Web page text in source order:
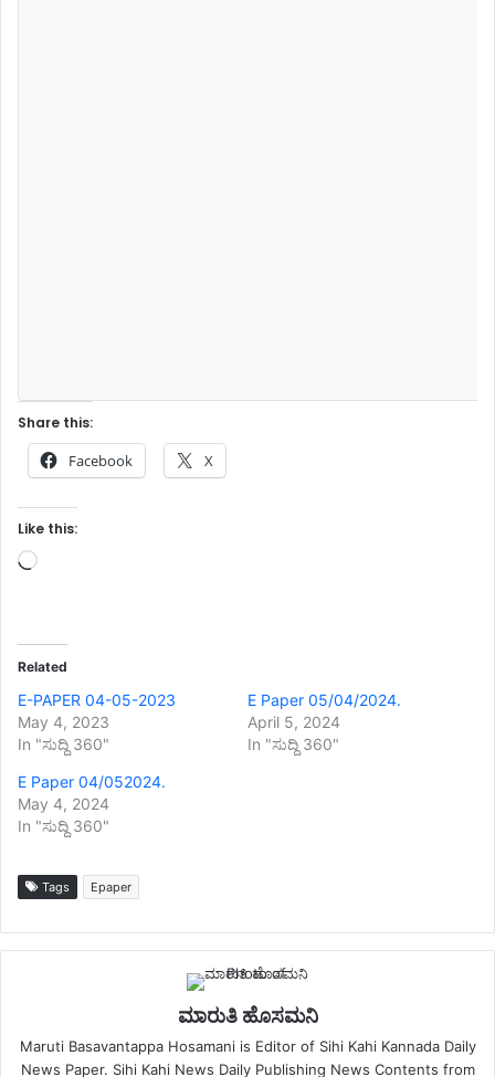
Share this:
Facebook X
Like this:
Loading…
Related
E-PAPER 04-05-2023
May 4, 2023
In "ಸುದ್ದಿ 360"
E Paper 05/04/2024.
April 5, 2024
In "ಸುದ್ದಿ 360"
E Paper 04/052024.
May 4, 2024
In "ಸುದ್ದಿ 360"
Tags Epaper
ಮಾರುತಿ ಹೊಸಮನಿ
Maruti Basavantappa Hosamani is Editor of Sihi Kahi Kannada Daily
News Paper. Sihi Kahi News Daily Publishing News Contents from